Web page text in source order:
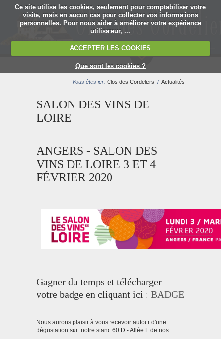
Ce site utilise les cookies, seulement pour comptabiliser votre
visite, mais en aucun cas pour collecter vos informations
personnelles. Pour nous aider à améliorer votre expérience
utilisateur, ...
ACCEPTER LES COOKIES
Que sont les cookies ?
MENU
Vous êtes ici : Clos des Cordeliers / Actualités
SALON DES VINS DE
LOIRE
ANGERS - SALON DES
VINS DE LOIRE 3 ET 4
FÉVRIER 2020
Gagner du temps et télécharger
votre badge en cliquant ici : BADGE
Nous aurons plaisir à vous recevoir autour d'une
dégustation sur notre stand 60 D - Allée E de nos :